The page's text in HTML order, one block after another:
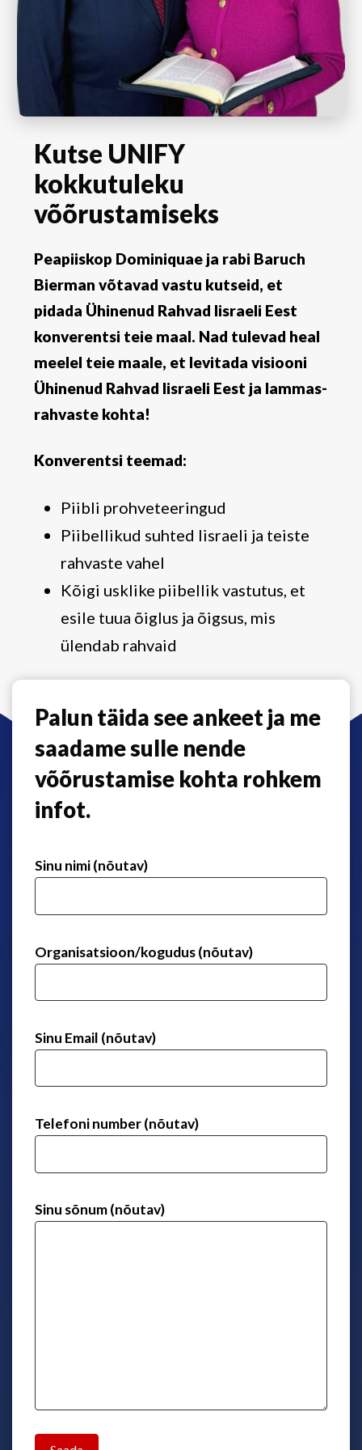
Kutse UNIFY
kokkutuleku
võõrustamiseks
Peapiiskop Dominiquae ja rabi Baruch
Bierman võtavad vastu kutseid, et
pidada Ühinenud Rahvad Iisraeli Eest
konverentsi teie maal. Nad tulevad heal
meelel teie maale, et levitada visiooni
Ühinenud Rahvad Iisraeli Eest ja lammas-
rahvaste kohta!
Konverentsi teemad:
Piibli prohveteeringud
Piibellikud suhted Iisraeli ja teiste
rahvaste vahel
Kõigi usklike piibellik vastutus, et
esile tuua õiglus ja õigsus, mis
ülendab rahvaid
Palun täida see ankeet ja me
saadame sulle nende
võõrustamise kohta rohkem
infot.
Sinu nimi (nõutav)
Organisatsioon/kogudus (nõutav)
Sinu Email (nõutav)
Telefoni number (nõutav)
Sinu sõnum (nõutav)